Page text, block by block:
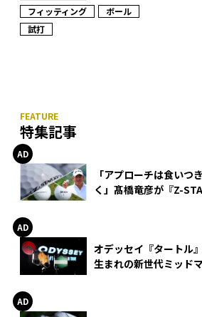
フィッティング
ボール
試打
特集記事
「アプローチは食いつ
く」髙橋竜彦が『Z-
オデッセイ『タートル
生まれの新世代ミッド